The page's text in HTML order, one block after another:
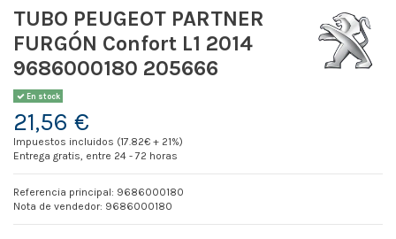
TUBO PEUGEOT PARTNER
FURGÓN Confort L1 2014
9686000180 205666
En stock
21,56 €
Impuestos incluidos (17.82€ + 21%)
Entrega gratis, entre 24 - 72 horas
Referencia principal: 9686000180
Nota de vendedor: 9686000180